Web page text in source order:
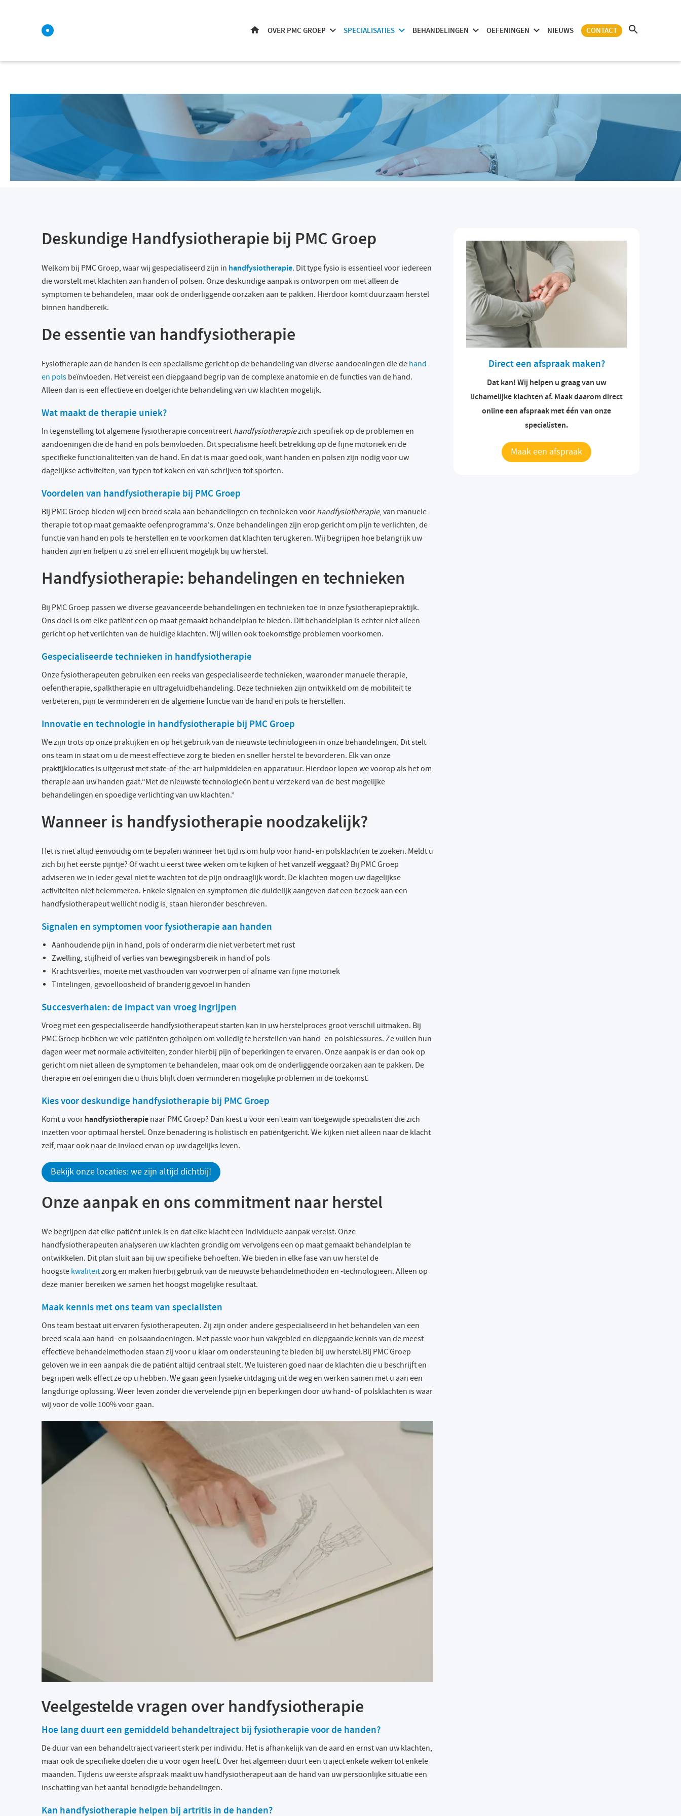
HOME
OVER PMC GROEP SPECIALISATIES BEHANDELINGEN OEFENINGEN NIEUWS CONTACT
Deskundige Handfysiotherapie bij PMC Groep
Welkom bij PMC Groep, waar wij gespecialiseerd zijn in handfysiotherapie. Dit type fysio is essentieel voor iedereen
die worstelt met klachten aan handen of polsen. Onze deskundige aanpak is ontworpen om niet alleen de
symptomen te behandelen, maar ook de onderliggende oorzaken aan te pakken. Hierdoor komt duurzaam herstel
binnen handbereik.
De essentie van handfysiotherapie
Fysiotherapie aan de handen is een specialisme gericht op de behandeling van diverse aandoeningen die de hand
en pols beïnvloeden. Het vereist een diepgaand begrip van de complexe anatomie en de functies van de hand.
Alleen dan is een effectieve en doelgerichte behandeling van uw klachten mogelijk.
Wat maakt de therapie uniek?
In tegenstelling tot algemene fysiotherapie concentreert handfysiotherapiezich specifiek op de problemen en
aandoeningen die de hand en pols beïnvloeden. Dit specialisme heeft betrekking op de fijne motoriek en de
specifieke functionaliteiten van de hand. En dat is maar goed ook, want handen en polsen zijn nodig voor uw
dagelijkse activiteiten, van typen tot koken en van schrijven tot sporten.
Voordelen van handfysiotherapie bij PMC Groep
Bij PMC Groep bieden wij een breed scala aan behandelingen en technieken voor handfysiotherapie, van manuele
therapie tot op maat gemaakte oefenprogramma's. Onze behandelingen zijn erop gericht om pijn te verlichten, de
functie van hand en pols te herstellen en te voorkomen dat klachten terugkeren. Wij begrijpen hoe belangrijk uw
handen zijn en helpen u zo snel en efficiënt mogelijk bij uw herstel.
Handfysiotherapie: behandelingen en technieken
Bij PMC Groep passen we diverse geavanceerde behandelingen en technieken toe in onze fysiotherapiepraktijk.
Ons doel is om elke patiënt een op maat gemaakt behandelplan te bieden. Dit behandelplan is echter niet alleen
gericht op het verlichten van de huidige klachten. Wij willen ook toekomstige problemen voorkomen.
Gespecialiseerde technieken in handfysiotherapie
Onze fysiotherapeuten gebruiken een reeks van gespecialiseerde technieken, waaronder manuele therapie,
oefentherapie, spalktherapie en ultrageluidbehandeling. Deze technieken zijn ontwikkeld om de mobiliteit te
verbeteren, pijn te verminderen en de algemene functie van de hand en pols te herstellen.
Innovatie en technologie in handfysiotherapie bij PMC Groep
We zijn trots op onze praktijken en op het gebruik van de nieuwste technologieën in onze behandelingen. Dit stelt
ons team in staat om u de meest effectieve zorg te bieden en sneller herstel te bevorderen. Elk van onze
praktijklocaties is uitgerust met state-of-the-art hulpmiddelen en apparatuur. Hierdoor lopen we voorop als het om
therapie aan uw handen gaat.“Met de nieuwste technologieën bent u verzekerd van de best mogelijke
behandelingen en spoedige verlichting van uw klachten.”
Wanneer is handfysiotherapie noodzakelijk?
Het is niet altijd eenvoudig om te bepalen wanneer het tijd is om hulp voor hand- en polsklachten te zoeken. Meldt u
zich bij het eerste pijntje? Of wacht u eerst twee weken om te kijken of het vanzelf weggaat? Bij PMC Groep
adviseren we in ieder geval niet te wachten tot de pijn ondraaglijk wordt. De klachten mogen uw dagelijkse
activiteiten niet belemmeren. Enkele signalen en symptomen die duidelijk aangeven dat een bezoek aan een
handfysiotherapeut wellicht nodig is, staan hieronder beschreven.
Signalen en symptomen voor fysiotherapie aan handen
Aanhoudende pijn in hand, pols of onderarm die niet verbetert met rust
Zwelling, stijfheid of verlies van bewegingsbereik in hand of pols
Krachtsverlies, moeite met vasthouden van voorwerpen of afname van fijne motoriek
Tintelingen, gevoelloosheid of branderig gevoel in handen
Succesverhalen: de impact van vroeg ingrijpen
Vroeg met een gespecialiseerde handfysiotherapeut starten kan in uw herstelproces groot verschil uitmaken. Bij
PMC Groep hebben we vele patiënten geholpen om volledig te herstellen van hand- en polsblessures. Ze vullen hun
dagen weer met normale activiteiten, zonder hierbij pijn of beperkingen te ervaren. Onze aanpak is er dan ook op
gericht om niet alleen de symptomen te behandelen, maar ook om de onderliggende oorzaken aan te pakken. De
therapie en oefeningen die u thuis blijft doen verminderen mogelijke problemen in de toekomst.
Kies voor deskundige handfysiotherapie bij PMC Groep
Komt u voor handfysiotherapie naar PMC Groep? Dan kiest u voor een team van toegewijde specialisten die zich
inzetten voor optimaal herstel. Onze benadering is holistisch en patiëntgericht. We kijken niet alleen naar de klacht
zelf, maar ook naar de invloed ervan op uw dagelijks leven.
Bekijk onze locaties: we zijn altijd dichtbij!
Onze aanpak en ons commitment naar herstel
We begrijpen dat elke patiënt uniek is en dat elke klacht een individuele aanpak vereist. Onze
handfysiotherapeuten analyseren uw klachten grondig om vervolgens een op maat gemaakt behandelplan te
ontwikkelen. Dit plan sluit aan bij uw specifieke behoeften. We bieden in elke fase van uw herstel de
hoogste kwaliteitzorg en maken hierbij gebruik van de nieuwste behandelmethoden en -technologieën. Alleen op
deze manier bereiken we samen het hoogst mogelijke resultaat.
Maak kennis met ons team van specialisten
Ons team bestaat uit ervaren fysiotherapeuten. Zij zijn onder andere gespecialiseerd in het behandelen van een
breed scala aan hand- en polsaandoeningen. Met passie voor hun vakgebied en diepgaande kennis van de meest
effectieve behandelmethoden staan zij voor u klaar om ondersteuning te bieden bij uw herstel.Bij PMC Groep
geloven we in een aanpak die de patiënt altijd centraal stelt. We luisteren goed naar de klachten die u beschrijft en
begrijpen welk effect ze op u hebben. We gaan geen fysieke uitdaging uit de weg en werken samen met u aan een
langdurige oplossing. Weer leven zonder die vervelende pijn en beperkingen door uw hand- of polsklachten is waar
wij voor de volle 100% voor gaan.
Veelgestelde vragen over handfysiotherapie
Hoe lang duurt een gemiddeld behandeltraject bij fysiotherapie voor de handen?
De duur van een behandeltraject varieert sterk per individu. Het is afhankelijk van de aard en ernst van uw klachten,
maar ook de specifieke doelen die u voor ogen heeft. Over het algemeen duurt een traject enkele weken tot enkele
maanden. Tijdens uw eerste afspraak maakt uw handfysiotherapeut aan de hand van uw persoonlijke situatie een
inschatting van het aantal benodigde behandelingen.
Kan handfysiotherapie helpen bij artritis in de handen?
Direct een afspraak maken?
Dat kan! Wij helpen u graag van uw
lichamelijke klachten af. Maak daarom direct
online een afspraak met één van onze
specialisten.
Maak een afspraak